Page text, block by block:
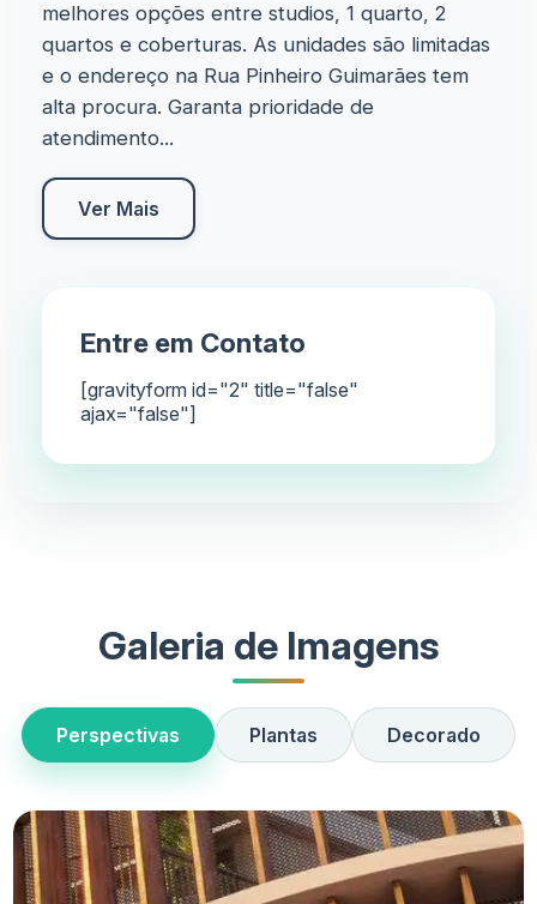
melhores opções entre studios, 1 quarto, 2
quartos e coberturas. As unidades são limitadas
e o endereço na Rua Pinheiro Guimarães tem
alta procura. Garanta prioridade de
atendimento...
Ver Mais
Entre em Contato
[gravityform id="2" title="false"
ajax="false"]
Galeria de Imagens
Perspectivas Plantas Decorado